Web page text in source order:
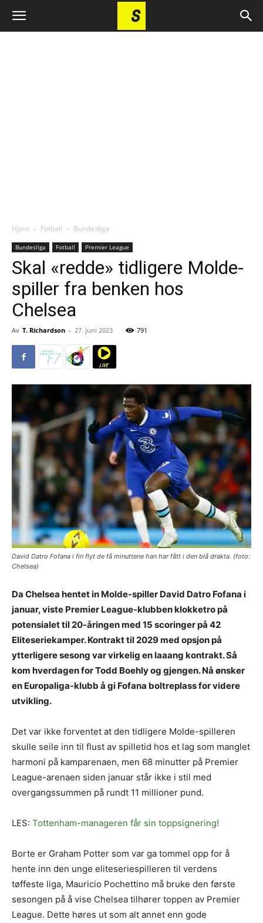
Hjem Fotball Bundesliga
Bundesliga Fotball Premier League
Skal «redde» tidligere Molde-
spiller fra benken hos
Chelsea
Av T. Richardson - 27. juni 2023 791
David Datro Fofana i fin flyt de få minuttene han har fått i den blå drakta. (foto:
Chelsea)
Da Chelsea hentet in Molde-spiller David Datro Fofana i
januar, viste Premier League-klubben klokketro på
potensialet til 20-åringen med 15 scoringer på 42
Eliteseriekamper. Kontrakt til 2029 med opsjon på
ytterligere sesong var virkelig en laaang kontrakt. Så
kom hverdagen for Todd Boehly og gjengen. Nå ønsker
en Europaliga-klubb å gi Fofana boltreplass for videre
utvikling.
Det var ikke forventet at den tidligere Molde-spilleren
skulle seile inn til flust av spilletid hos et lag som manglet
harmoni på kamparenaen, men 68 minutter på Premier
League-arenaen siden januar står ikke i stil med
overgangssummen på rundt 11 millioner pund.
LES: Tottenham-manageren får sin toppsignering!
Borte er Graham Potter som var ga tommel opp for å
hente inn den unge eliteseriespilleren til verdens
tøffeste liga, Mauricio Pochettino må bruke den første
sesongen på å vise Chelsea tilhører toppen av Premier
League. Dette høres ut som alt annet enn gode